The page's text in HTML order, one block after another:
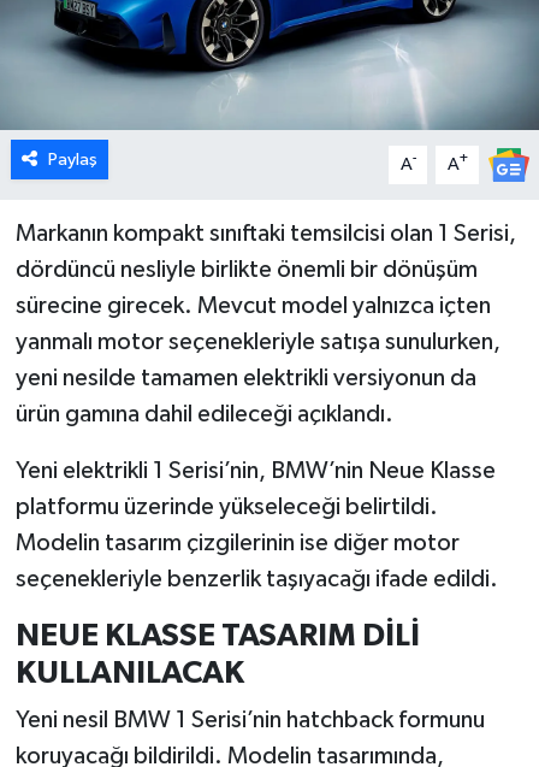
Paylaş A- A+
Markanın kompakt sınıftaki temsilcisi olan 1 Serisi,
dördüncü nesliyle birlikte önemli bir dönüşüm
sürecine girecek. Mevcut model yalnızca içten
yanmalı motor seçenekleriyle satışa sunulurken,
yeni nesilde tamamen elektrikli versiyonun da
ürün gamına dahil edileceği açıklandı.
Yeni elektrikli 1 Serisi’nin, BMW’nin Neue Klasse
platformu üzerinde yükseleceği belirtildi.
Modelin tasarım çizgilerinin ise diğer motor
seçenekleriyle benzerlik taşıyacağı ifade edildi.
NEUE KLASSE TASARIM DİLİ
KULLANILACAK
Yeni nesil BMW 1 Serisi’nin hatchback formunu
koruyacağı bildirildi. Modelin tasarımında,
Foto Galeri
Gediz
Genel
Hisarcık
İlçeler
Köşe Yazıları
Kütahya
Magazin
Otomobil
Politika